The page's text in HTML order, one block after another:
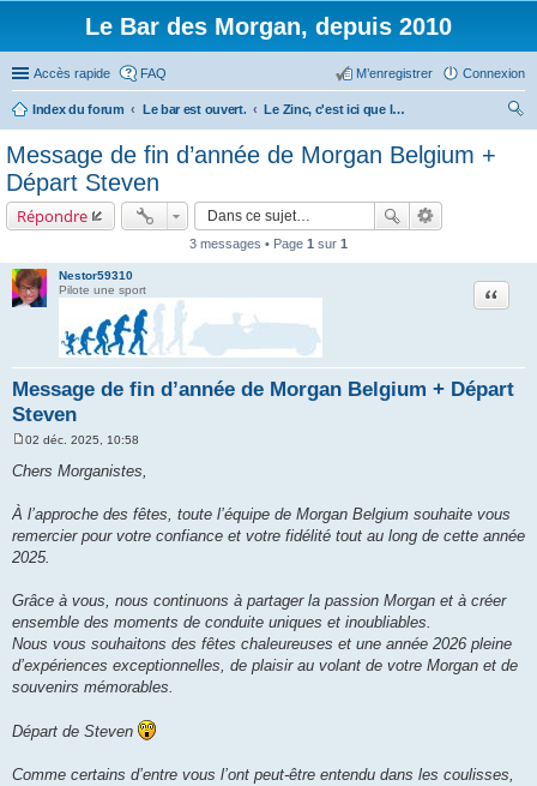
Le Bar des Morgan, depuis 2010
Accès rapide FAQ Connexion
M’enregistrer
Index du forum Le bar est ouvert.
Le Zinc, c'est ici que le monde des Morgan est refait.
Message de fin d’année de Morgan Belgium +
Départ Steven
Répondre
3 messages • Page 1 sur 1
Nestor59310
Pilote une sport
Message de fin d’année de Morgan Belgium + Départ
Steven
Citation
e
s
a
g
e
02 déc. 2025, 10:58
Chers Morganistes,
À l’approche des fêtes, toute l’équipe de Morgan Belgium souhaite vous
remercier pour votre confiance et votre fidélité tout au long de cette année
2025.
Grâce à vous, nous continuons à partager la passion Morgan et à créer
ensemble des moments de conduite uniques et inoubliables.
Nous vous souhaitons des fêtes chaleureuses et une année 2026 pleine
d’expériences exceptionnelles, de plaisir au volant de votre Morgan et de
souvenirs mémorables.
Départ de Steven
Comme certains d’entre vous l’ont peut-être entendu dans les coulisses,